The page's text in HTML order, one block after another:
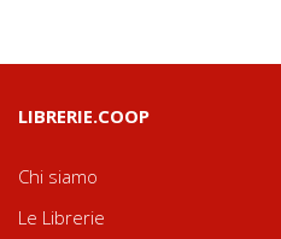
LIBRERIE.COOP
Chi siamo
Le Librerie